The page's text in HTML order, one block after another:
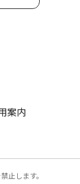
案内
止します。